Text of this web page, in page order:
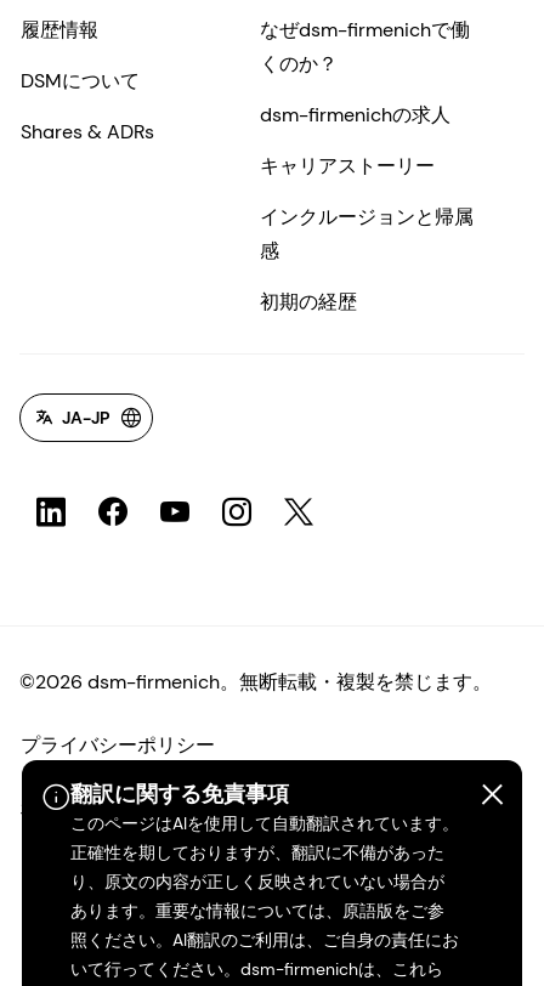
翻訳に関する免責事項
このページはAIを使用して自動翻訳されています。
正確性を期しておりますが、翻訳に不備があった
り、原文の内容が正しく反映されていない場合が
あります。重要な情報については、原語版をご参
照ください。AI翻訳のご利用は、ご自身の責任にお
いて行ってください。dsm-firmenichは、これら
履歴情報
DSMについて
Shares & ADRs
なぜdsm-firmenichで働
くのか？
dsm-firmenichの求人
キャリアストーリー
インクルージョンと帰属
感
初期の経歴
JA-JP
©2026 dsm-firmenich。無断転載・複製を禁じます。
プライバシーポリシー
利用規約
ご利用条件
カリフォルニアの透明性